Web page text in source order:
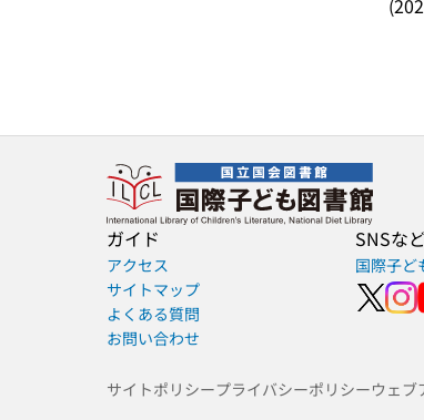
ガイド
アクセス
サイトマップ
よくある質問
お問い合わせ
SNSな
国際子ど
サイトポリシープライバシーポリシーウェブ